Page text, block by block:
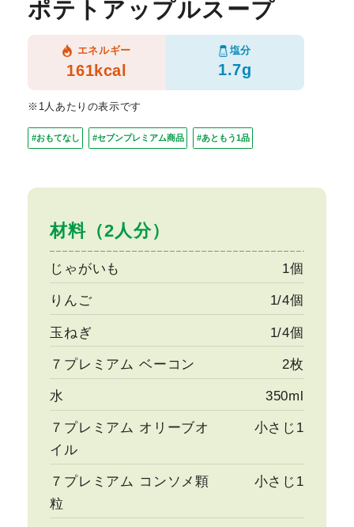
材料（2人分）
じゃがいも 1個
りんご 1/4個
玉ねぎ 1/4個
７プレミアム ベーコン 2枚
水 350ml
７プレミアム オリーブオ
イル
小さじ1
７プレミアム コンソメ顆
粒
小さじ1
ポテトアップルスープ
エネルギー
161kcal
塩分
1.7g
※1人あたりの表示です
#おもてなし #セブンプレミアム商品 #あともう1品